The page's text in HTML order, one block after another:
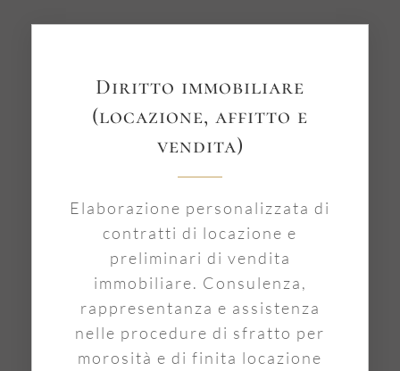
Diritto immobiliare
(locazione, affitto e
vendita)
Elaborazione personalizzata di
contratti di locazione e
preliminari di vendita
immobiliare. Consulenza,
rappresentanza e assistenza
nelle procedure di sfratto per
morosità e di finita locazione